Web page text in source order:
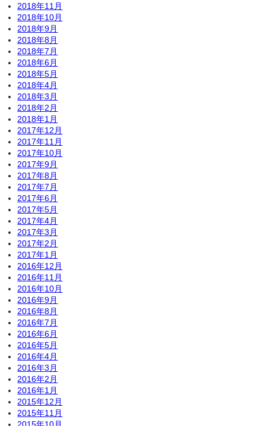
2018年11月
2018年10月
2018年9月
2018年8月
2018年7月
2018年6月
2018年5月
2018年4月
2018年3月
2018年2月
2018年1月
2017年12月
2017年11月
2017年10月
2017年9月
2017年8月
2017年7月
2017年6月
2017年5月
2017年4月
2017年3月
2017年2月
2017年1月
2016年12月
2016年11月
2016年10月
2016年9月
2016年8月
2016年7月
2016年6月
2016年5月
2016年4月
2016年3月
2016年2月
2016年1月
2015年12月
2015年11月